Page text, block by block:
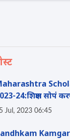
24:शिक्षण सोपं
फॉर्म्युला;
Jul, 2023 06:45